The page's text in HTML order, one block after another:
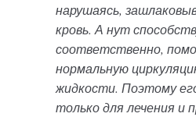
нарушаясь,
кровь. А нут
соответственно,
нормальную
жидкости. Поэтому
только для лечения и